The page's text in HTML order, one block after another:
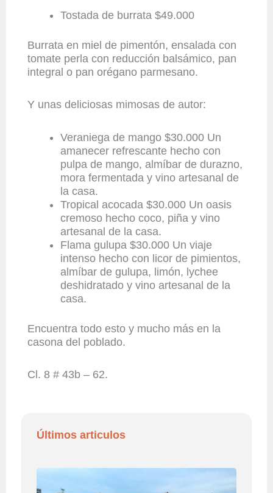
Tostada de burrata $49.000
Burrata en miel de pimentón, ensalada con
tomate perla con reducción balsámico, pan
integral o pan orégano parmesano.
Y unas deliciosas mimosas de autor:
Veraniega de mango $30.000 Un
amanecer refrescante hecho con
pulpa de mango, almíbar de durazno,
mora fermentada y vino artesanal de
la casa.
Tropical acocada $30.000 Un oasis
cremoso hecho coco, piña y vino
artesanal de la casa.
Flama gulupa $30.000 Un viaje
intenso hecho con licor de pimientos,
almíbar de gulupa, limón, lychee
deshidratado y vino artesanal de la
casa.
Encuentra todo esto y mucho más en la
casona del poblado.
Cl. 8 # 43b – 62.
Últimos articulos